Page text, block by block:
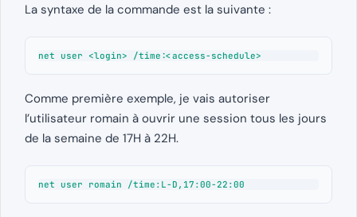
La syntaxe de la commande est la suivante :
net user <login> /time:<access-schedule>
Comme première exemple, je vais autoriser
l’utilisateur romain à ouvrir une session tous les jours
de la semaine de 17H à 22H.
net user romain /time:L-D,17:00-22:00